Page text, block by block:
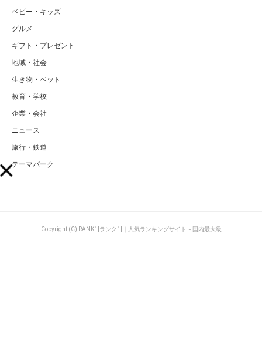
ベビー・キッズ
グルメ
ギフト・プレゼント
地域・社会
生き物・ペット
教育・学校
企業・会社
ニュース
旅行・鉄道
テーマパーク
Copyright (C) RANK1[ランク1]｜人気ランキングサイト～国内最大級